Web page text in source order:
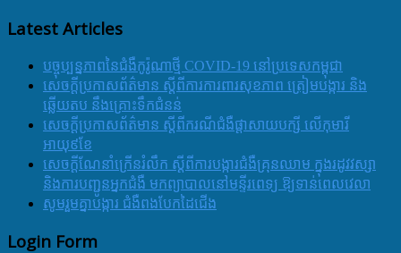
Latest Articles
បច្ចុប្បន្នភាពនៃជំងឺកូរ៉ូណាថ្មី COVID-19 នៅប្រទេសកម្ពុជា
សេចក្តីប្រកាសព័ត៌មាន ស្តីពីការការពារសុខភាព ត្រៀមបង្ការ និង
ឆ្លើយតប នឹងគ្រោះទឹកជំនន់
សេចក្តីប្រកាសព័ត៌មាន ស្តីពីករណីជំងឺផ្តាសាយបក្សី លើកុមារី
អាយុ៩ខែ
សេចក្ដីណែនាំក្រើនរំលឹក ស្ដីពីការបង្ការជំងឺគ្រុនឈាម ក្នុងរដូវវស្សា
និងការបញ្ជូនអ្នកជំងឺ មកព្យាបាលនៅមន្ទីរពេទ្យ ឱ្យទាន់ពេលវេលា
សូមរួមគ្នាបង្ការ ជំងឺពងបែកដៃជើង
Login Form